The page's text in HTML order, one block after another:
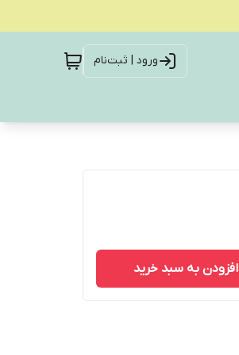
ورود | ثبت‌نام
افزودن به سبد خرید